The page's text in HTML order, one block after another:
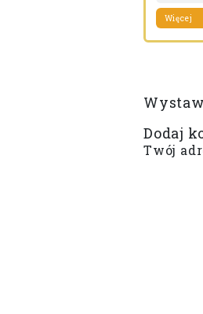
Więcej
Dodaj
Twój